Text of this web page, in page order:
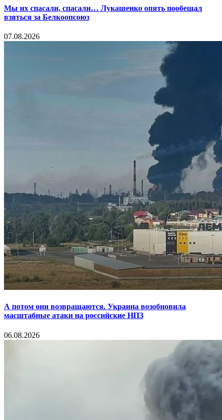
Мы их спасали, спасали… Лукашенко опять пообещал
взяться за Белкоопсоюз
07.08.2026
А потом они возвращаются. Украина возобновила
масштабные атаки на российские НПЗ
06.08.2026